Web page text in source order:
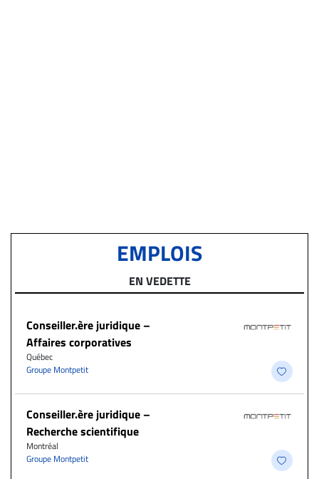
EMPLOIS
EN VEDETTE
Conseiller.ère juridique –
Affaires corporatives
Québec
Groupe Montpetit
Conseiller.ère juridique –
Recherche scientifique
Montréal
Groupe Montpetit